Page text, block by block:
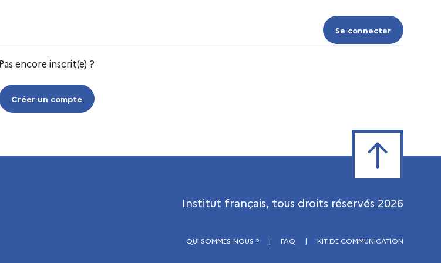
Se connecter
Se connecter
Pas encore inscrit(e) ?
Créer un compte
Institut français, tous droits réservés 2026
QUI SOMMES-NOUS ? | FAQ | KIT DE COMMUNICATION